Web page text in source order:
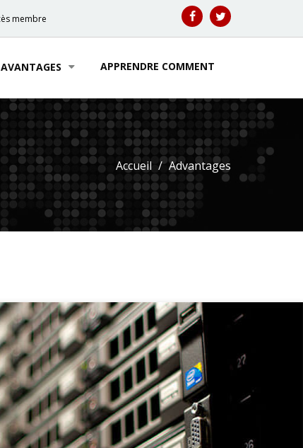
membre
AVANTAGES APPRENDRE COMMENT
Accueil Advantages